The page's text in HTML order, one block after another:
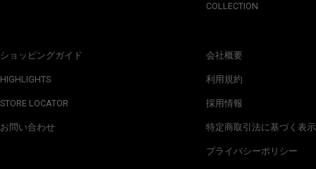
ショッピングガイド
HIGHLIGHTS
STORE LOCATOR
お問い合わせ
COLLECTION
会社概要
利用規約
採用情報
特定商取引法に基づく表示
プライバシーポリシー